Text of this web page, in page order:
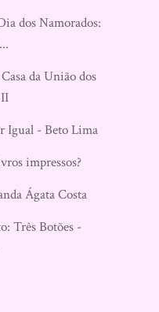
dos Namorados:
da União dos
Igual - Beto Lima
impressos?
Ágata Costa
Três Botões -